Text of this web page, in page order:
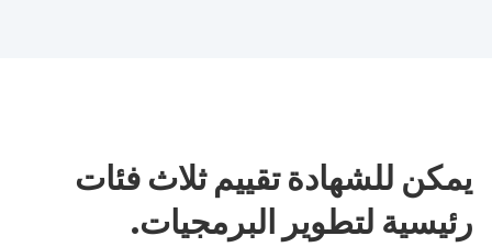
يمكن للشهادة تقييم ثلاث فئات
رئيسية لتطوير البرمجيات.